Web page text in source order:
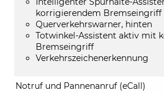
korrigierendem Bremseingriff
Querverkehrswarner, hinten
Totwinkel-Assistent aktiv mit
Bremseingriff
Verkehrszeichenerkennung
Notruf und Pannenanruf (eCall)